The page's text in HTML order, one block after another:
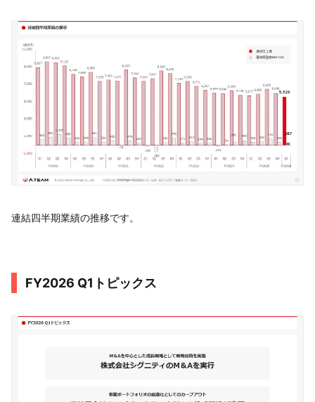
連結四半期業績の推移です。
FY2026 Q1トピックス